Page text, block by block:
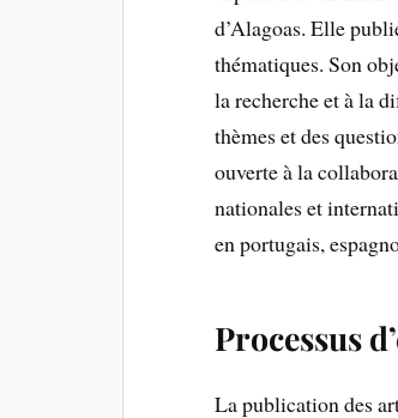
d’Alagoas. Elle
thématiques. Son
la recherche et à la
thèmes et des
ouverte à la
nationales et
en portugais,
Processus
La publication des